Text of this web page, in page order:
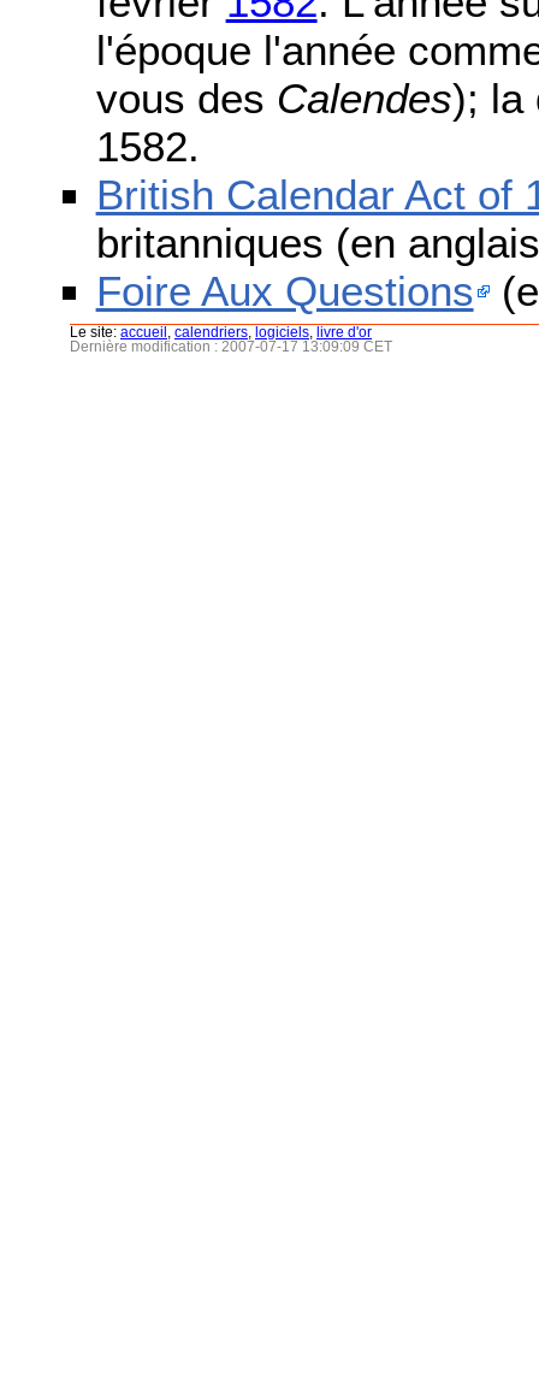
l'époque l'année
vous des Calendes); la
1582.
British Calendar Act of
britanniques (en
Foire Aux Questions
Le site: accueil calendriers logiciels
livre d'or
Dernière modification : 2007-07-17 13:09:09 CET